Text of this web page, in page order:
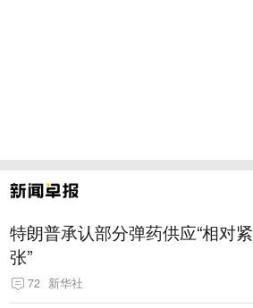
特朗普承认部分弹药供应“相对紧
张”
72 新华社